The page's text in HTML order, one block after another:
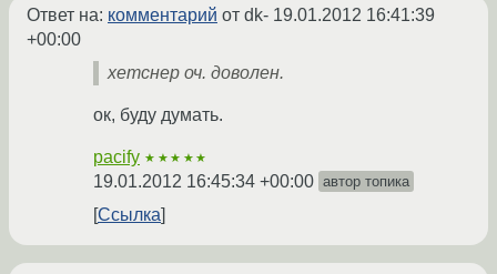
Ответ на: комментарий от dk- 19.01.2012 16:41:39
+00:00
хетснер оч. доволен.
ок, буду думать.
pacify ★★★★★
19.01.2012 16:45:34 +00:00 автор топика
Ссылка